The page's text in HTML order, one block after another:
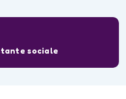
sociale